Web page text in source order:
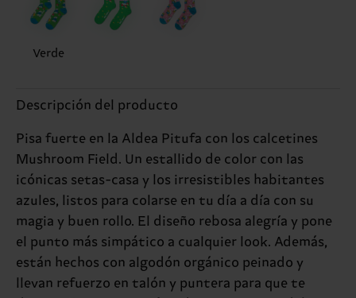
Verde
Descripción del producto
Pisa fuerte en la Aldea Pitufa con los calcetines
Mushroom Field. Un estallido de color con las
icónicas setas-casa y los irresistibles habitantes
azules, listos para colarse en tu día a día con su
magia y buen rollo. El diseño rebosa alegría y pone
el punto más simpático a cualquier look. Además,
están hechos con algodón orgánico peinado y
llevan refuerzo en talón y puntera para que te